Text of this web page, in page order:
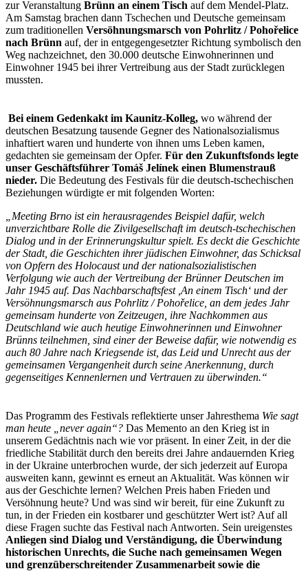
zur Veranstaltung Brünn an einem Tisch auf dem Mendel-Platz.
Am Samstag brachen dann Tschechen und Deutsche gemeinsam
zum traditionellen Versöhnungsmarsch von Pohrlitz / Pohořelice
nach Brünn auf, der in entgegengesetzter Richtung symbolisch den
Weg nachzeichnet, den 30.000 deutsche Einwohnerinnen und
Einwohner 1945 bei ihrer Vertreibung aus der Stadt zurücklegen
mussten.
Bei einem Gedenkakt im Kaunitz-Kolleg, wo während der
deutschen Besatzung tausende Gegner des Nationalsozialismus
inhaftiert waren und hunderte von ihnen ums Leben kamen,
gedachten sie gemeinsam der Opfer. Für den Zukunftsfonds legte
unser Geschäftsführer Tomáš Jelínek einen Blumenstrauß
nieder. Die Bedeutung des Festivals für die deutsch-tschechischen
Beziehungen würdigte er mit folgenden Worten:
„Meeting Brno ist ein herausragendes Beispiel dafür, welch
unverzichtbare Rolle die Zivilgesellschaft im deutsch-tschechischen
Dialog und in der Erinnerungskultur spielt. Es deckt die Geschichte
der Stadt, die Geschichten ihrer jüdischen Einwohner, das Schicksal
von Opfern des Holocaust und der nationalsozialistischen
Verfolgung wie auch der Vertreibung der Brünner Deutschen im
Jahr 1945 auf. Das Nachbarschaftsfest ,An einem Tisch‘ und der
Versöhnungsmarsch aus Pohrlitz / Pohořelice, an dem jedes Jahr
gemeinsam hunderte von Zeitzeugen, ihre Nachkommen aus
Deutschland wie auch heutige Einwohnerinnen und Einwohner
Brünns teilnehmen, sind einer der Beweise dafür, wie notwendig es
auch 80 Jahre nach Kriegsende ist, das Leid und Unrecht aus der
gemeinsamen Vergangenheit durch seine Anerkennung, durch
gegenseitiges Kennenlernen und Vertrauen zu überwinden.“
Das Programm des Festivals reflektierte unser Jahresthema Wie sagt
man heute „never again“? Das Memento an den Krieg ist in
unserem Gedächtnis nach wie vor präsent. In einer Zeit, in der die
friedliche Stabilität durch den bereits drei Jahre andauernden Krieg
in der Ukraine unterbrochen wurde, der sich jederzeit auf Europa
ausweiten kann, gewinnt es erneut an Aktualität. Was können wir
aus der Geschichte lernen? Welchen Preis haben Frieden und
Versöhnung heute? Und was sind wir bereit, für eine Zukunft zu
tun, in der Frieden ein kostbarer und geschützter Wert ist? Auf all
diese Fragen suchte das Festival nach Antworten. Sein ureigenstes
Anliegen sind Dialog und Verständigung, die Überwindung
historischen Unrechts, die Suche nach gemeinsamen Wegen
und grenzüberschreitender Zusammenarbeit sowie die